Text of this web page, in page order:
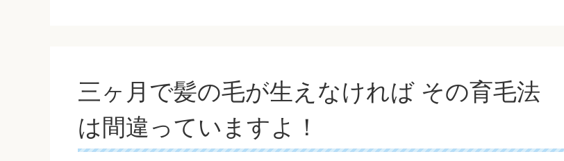
三ヶ月で髪の毛が生えなければ その育毛法
は間違っていますよ！